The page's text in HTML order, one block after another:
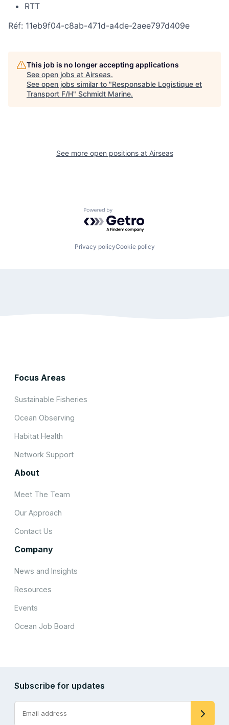
RTT
Réf: 11eb9f04-c8ab-471d-a4de-2aee797d409e
This job is no longer accepting applications
See open jobs at Airseas.
See open jobs similar to "Responsable Logistique et
Transport F/H" Schmidt Marine.
See more open positions at Airseas
Powered by Getro.com
Privacy policyCookie policy
Focus Areas
Sustainable Fisheries
Ocean Observing
Habitat Health
Network Support
About
Meet The Team
Our Approach
Contact Us
Company
News and Insights
Resources
Events
Ocean Job Board
Subscribe for updates